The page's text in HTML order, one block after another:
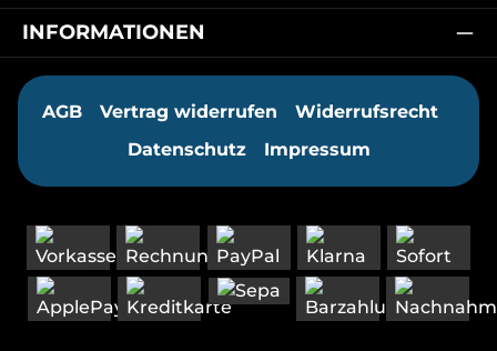
INFORMATIONEN
AGB Vertrag widerrufen
Widerrufsrecht
Datenschutz
Impressum